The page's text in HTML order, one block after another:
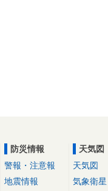
防災情報
警報・注意報
地震情報
天気図
天気図
気象衛星